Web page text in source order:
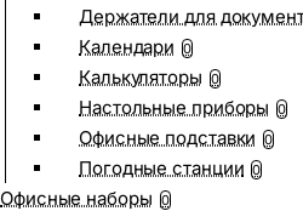
Держатели для
Календари 0
Калькуляторы 0
Настольные приборы 0
Офисные подставки 0
Погодные станции 0
Офисные наборы 0